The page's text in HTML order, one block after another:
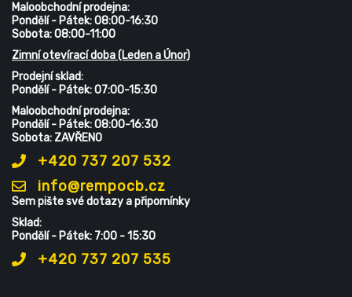
Maloobchodní prodejna:
Pondělí - Pátek: 08:00-16:30
Sobota: 08:00-11:00
Zimní otevírací doba (Leden a Únor)
Prodejní sklad:
Pondělí - Pátek: 07:00-15:30
Maloobchodní prodejna:
Pondělí - Pátek: 08:00-16:30
Sobota: ZAVŘENO
+420 737 207 532
info@rempocb.cz
Sem pište své dotazy a připomínky
Sklad:
Pondělí - Pátek: 7:00 - 15:30
+420 737 207 535